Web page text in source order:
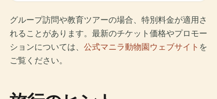
グループ訪問や教育ツアーの場合、特別料金が適用さ
れることがあります。最新のチケット価格やプロモー
ションについては、 公式マニラ動物園ウェブサイト を
ご覧ください。